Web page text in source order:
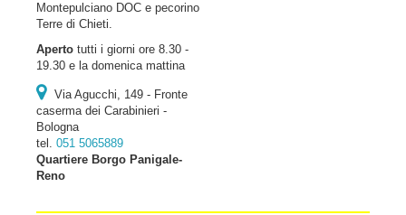
Montepulciano DOC e pecorino
Terre di Chieti.
Aperto tutti i giorni ore 8.30 -
19.30 e la domenica mattina
Via Agucchi, 149 - Fronte
caserma dei Carabinieri -
Bologna
tel. 051 5065889
Quartiere Borgo Panigale-
Reno